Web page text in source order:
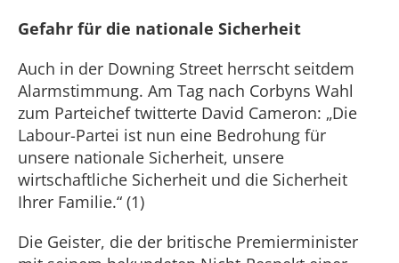
Gefahr für die nationale Sicherheit
Auch in der Downing Street herrscht seitdem
Alarmstimmung. Am Tag nach Corbyns Wahl
zum Parteichef twitterte David Cameron: „Die
Labour-Partei ist nun eine Bedrohung für
unsere nationale Sicherheit, unsere
wirtschaftliche Sicherheit und die Sicherheit
Ihrer Familie.“ (1)
Die Geister, die der britische Premierminister